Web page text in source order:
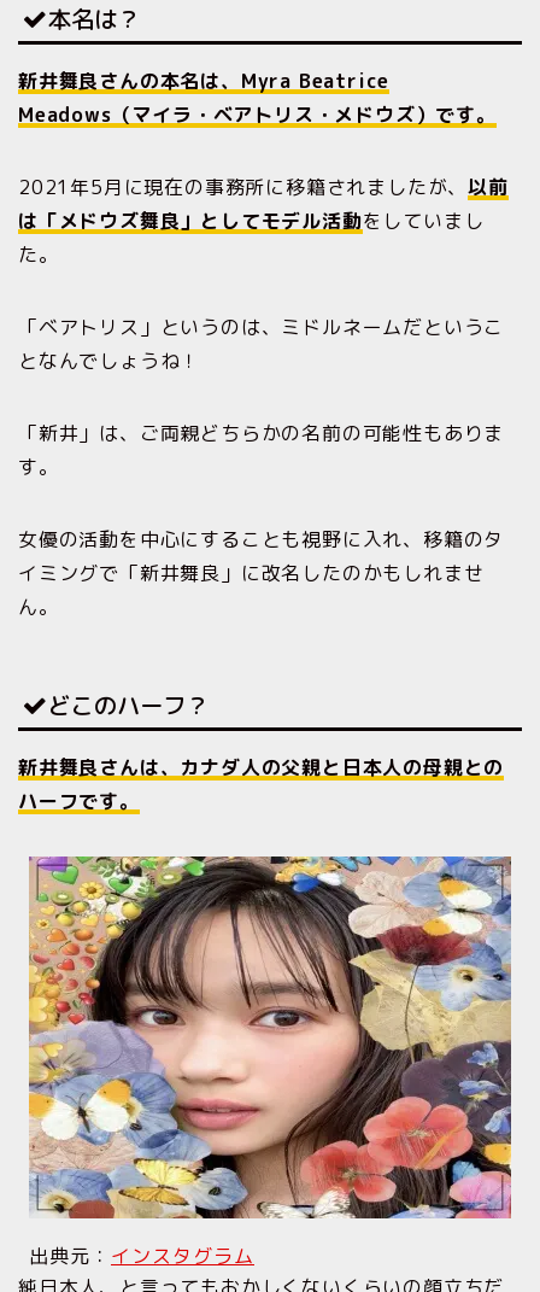
本名は？
新井舞良さんの本名は、Myra Beatrice
Meadows（マイラ・ベアトリス・メドウズ）です。
2021年5月に現在の事務所に移籍されましたが、以前
は「メドウズ舞良」としてモデル活動をしていまし
た。
「ベアトリス」というのは、ミドルネームだというこ
となんでしょうね！
「新井」は、ご両親どちらかの名前の可能性もありま
す。
女優の活動を中心にすることも視野に入れ、移籍のタ
イミングで「新井舞良」に改名したのかもしれませ
ん。
どこのハーフ？
新井舞良さんは、カナダ人の父親と日本人の母親との
ハーフです。
出典元： インスタグラム